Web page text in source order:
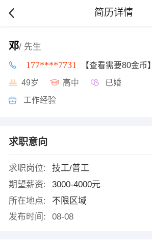
简历详情
邓/ 先生
177****7731 【查看需要80金币】
49岁 高中 已婚
工作经验
求职意向
求职岗位:
技工/普工
期望薪资:
3000-4000元
所在地点:
不限区域
发布时间:
08-08